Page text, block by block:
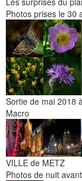
Photos prises le 30
Sortie de mai 2018
Macro
VILLE de METZ
Photos de nuit